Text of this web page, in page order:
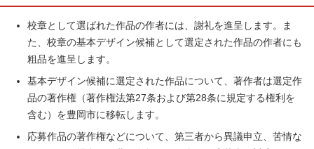
校章として選ばれた作品の作者には、謝礼を進呈します。ま
た、校章の基本デザイン候補として選定された作品の作者にも
粗品を進呈します。
基本デザイン候補に選定された作品について、著作者は選定作
品の著作権（著作権法第27条および第28条に規定する権利を
含む）を豊岡市に移転します。
応募作品の著作権などについて、第三者から異議申立、苦情な